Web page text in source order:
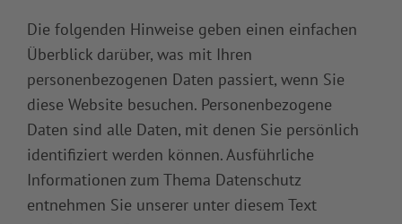
Die folgenden Hinweise geben einen einfachen
Überblick darüber, was mit Ihren
personenbezogenen Daten passiert, wenn Sie
diese Website besuchen. Personenbezogene
Daten sind alle Daten, mit denen Sie persönlich
identifiziert werden können. Ausführliche
Informationen zum Thema Datenschutz
entnehmen Sie unserer unter diesem Text